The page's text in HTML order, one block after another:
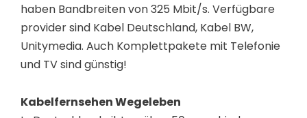
haben Bandbreiten von 325 Mbit/s. Verfügbare
provider sind Kabel Deutschland, Kabel BW,
Unitymedia. Auch Komplettpakete mit Telefonie
und TV sind günstig!
Kabelfernsehen Wegeleben